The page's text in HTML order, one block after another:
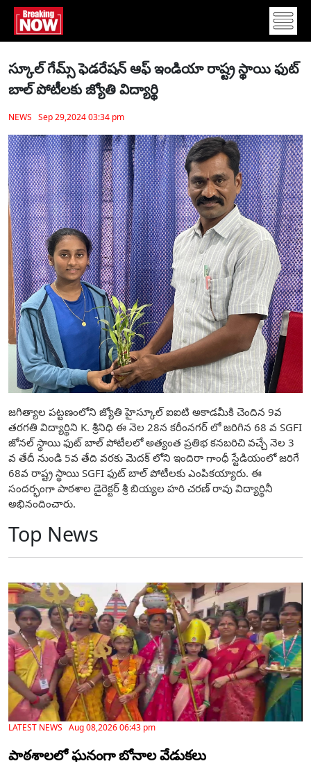
స్కూల్ గేమ్స్ ఫెడరేషన్ ఆఫ్ ఇండియా రాష్ట్ర స్థాయి ఫుట్
బాల్ పోటీలకు జ్యోతి విద్యార్థి
NEWS Sep 29,2024 03:34 pm
జగిత్యాల పట్టణంలోని జ్యోతి హైస్కూల్ ఐఐటి అకాడమీకి చెందిన 9వ
తరగతి విద్యార్థిని K. శ్రీనిధి ఈ నెల 28న కరీంనగర్ లో జరిగిన 68 వ SGFI
జోనల్ స్థాయి ఫుట్ బాల్ పోటీలలో అత్యంత ప్రతిభ కనబరిచి వచ్చే నెల 3
వ తేదీ నుండి 5వ తేది వరకు మెదక్ లోని ఇందిరా గాంధీ స్టేడియంలో జరిగే
68వ రాష్ట్ర స్థాయి SGFI ఫుట్ బాల్ పోటీలకు ఎంపికయ్యారు. ఈ
సందర్భంగా పాఠశాల డైరెక్టర్ శ్రీ బియ్యల హరి చరణ్ రావు విద్యార్థినీ
అభినందించారు.
Top News
LATEST NEWS Aug 08,2026 06:43 pm
పాఠశాలలో ఘనంగా బోనాల వేడుకలు